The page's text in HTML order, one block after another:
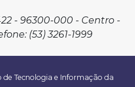
- 96300-000 - Centro -
(53) 3261-1999
Tecnologia e Informação da